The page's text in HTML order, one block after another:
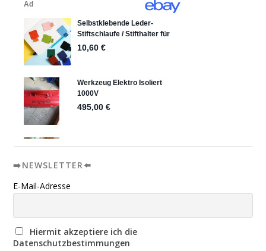
➡️NEWSLETTER⬅️
E-Mail-Adresse
Hiermit akzeptiere ich die
Datenschutzbestimmungen